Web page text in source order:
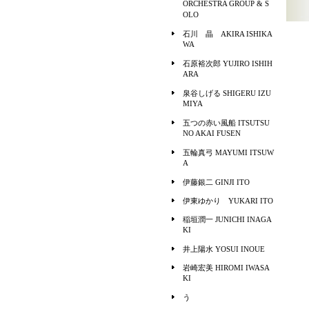
ORCHESTRA GROUP & S
OLO
石川 晶 AKIRA ISHIKA
WA
石原裕次郎 YUJIRO ISHIH
ARA
泉谷しげる SHIGERU IZU
MIYA
五つの赤い風船 ITSUTSU
NO AKAI FUSEN
五輪真弓 MAYUMI ITSUW
A
伊藤銀二 GINJI ITO
伊東ゆかり YUKARI ITO
稲垣潤一 JUNICHI INAGA
KI
井上陽水 YOSUI INOUE
岩崎宏美 HIROMI IWASA
KI
う